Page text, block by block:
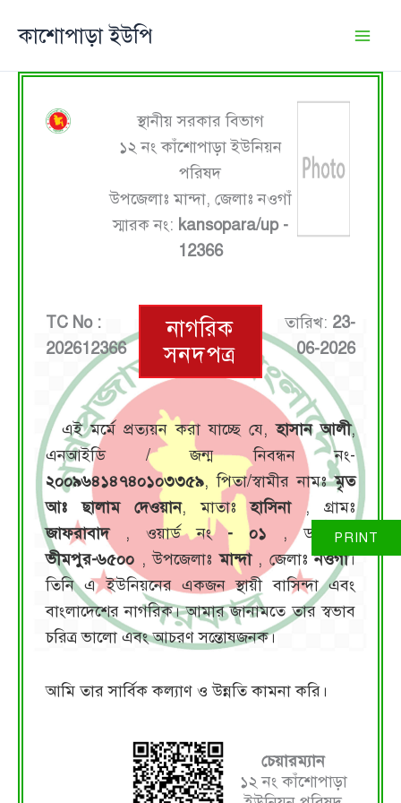
কাশোপাড়া ইউপি
স্থানীয় সরকার বিভাগ
১২ নং কাঁশোপাড়া ইউনিয়ন
পরিষদ
উপজেলাঃ মান্দা, জেলাঃ নওগাঁ
স্মারক নং: kansopara/up -
12366
TC No :
202612366
নাগরিক
সনদপত্র
তারিখ: 23-
06-2026
এই মর্মে প্রত্যয়ন করা যাচ্ছে যে,হাসান আলী,
এনআইডি / জন্ম নিবন্ধন নং-
২০০৯৬৪১৪৭৪০১০৩৩৫৯, পিতা/স্বামীর নামঃমৃত
আঃ ছালাম দেওয়ান, মাতাঃহাসিনা , গ্রামঃ
জাফরাবাদ , ওয়ার্ড নং- ০১ , ডাকঘরঃ
ভীমপুর-৬৫০০ , উপজেলাঃমান্দা , জেলাঃনওগাঁ।
তিনি এ ইউনিয়নের একজন স্থায়ী বাসিন্দা এবং
বাংলাদেশের নাগরিক। আমার জানামতে তার স্বভাব
চরিত্র ভালো এবং আচরণ সন্তোষজনক।
আমি তার সার্বিক কল্যাণ ও উন্নতি কামনা করি।
চেয়ারম্যান
১২ নং কাঁশোপাড়া